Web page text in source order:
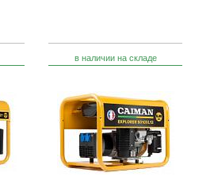
в наличии на складе